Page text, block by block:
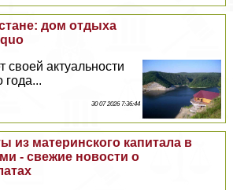
дом отдыха
своей актуальности
года...
30 07 2026 7:36:44
из материнского капитала в
- свежие новости о